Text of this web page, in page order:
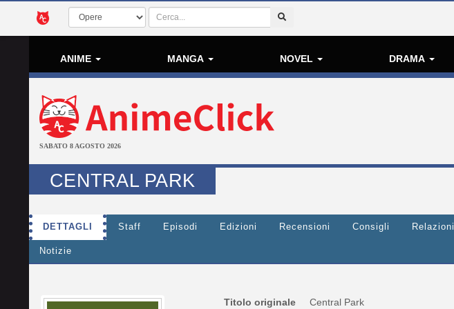
ANIME MANGA NOVEL DRAMA
SABATO 8 AGOSTO 2026
CENTRAL PARK
DETTAGLI Staff Episodi Edizioni Recensioni Consigli Relazioni
Notizie
Titolo originale Central Park